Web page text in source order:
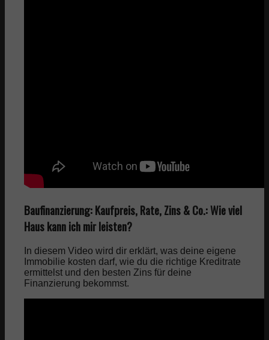
Baufinanzierung: Kaufpreis, Rate, Zins & Co.: Wie viel
Haus kann ich mir leisten?
In diesem Video wird dir erklärt, was deine eigene
Immobilie kosten darf, wie du die richtige Kreditrate
ermittelst und den besten Zins für deine
Finanzierung bekommst.